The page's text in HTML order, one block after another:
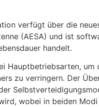
verfügt über die
(AESA) und ist
handelt.
Hauptbetriebsarten,
zu verringern. Der
wobei in beiden